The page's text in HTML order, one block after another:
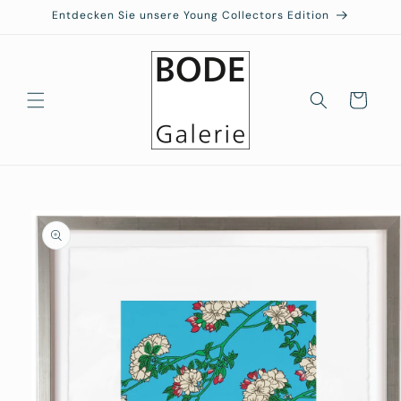
zumEntdecken Sie unsere Young Collectors Edition
Warenkorb